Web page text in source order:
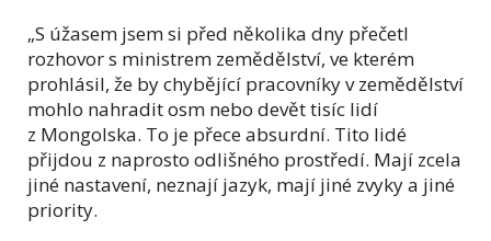
„S úžasem jsem si před několika dny přečetl
rozhovor s ministrem zemědělství, ve kterém
prohlásil, že by chybějící pracovníky v zemědělství
mohlo nahradit osm nebo devět tisíc lidí
z Mongolska. To je přece absurdní. Tito lidé
přijdou z naprosto odlišného prostředí. Mají zcela
jiné nastavení, neznají jazyk, mají jiné zvyky a jiné
priority.